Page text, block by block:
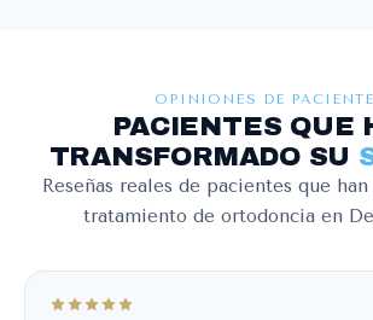
OPINIONES DE
PACIENTES QUE
TRANSFORMADO SU
Reseñas reales de pacientes que
tratamiento de ortodoncia en